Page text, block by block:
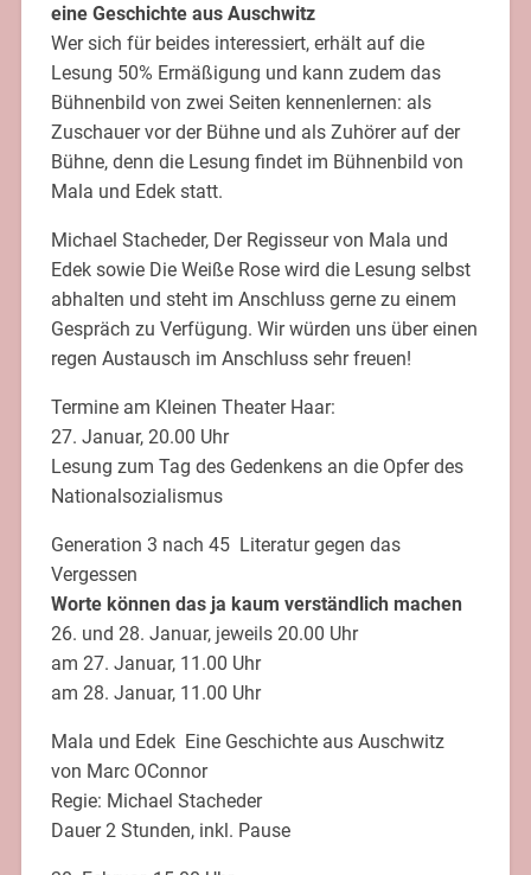
eine Geschichte aus Auschwitz 
Wer sich für beides interessiert, erhält auf die
Lesung 50% Ermäßigung und kann zudem das
Bühnenbild von zwei Seiten kennenlernen: als
Zuschauer vor der Bühne und als Zuhörer auf der
Bühne, denn die Lesung findet im Bühnenbild von
Mala und Edek statt.
Michael Stacheder, Der Regisseur von Mala und
Edek sowie Die Weiße Rose wird die Lesung selbst
abhalten und steht im Anschluss gerne zu einem
Gespräch zu Verfügung. Wir würden uns über einen
regen Austausch im Anschluss sehr freuen!
Termine am Kleinen Theater Haar:
27. Januar, 20.00 Uhr
Lesung zum Tag des Gedenkens an die Opfer des
Nationalsozialismus
Generation 3 nach 45  Literatur gegen das
Vergessen
Worte können das ja kaum verständlich machen
26. und 28. Januar, jeweils 20.00 Uhr
am 27. Januar, 11.00 Uhr
am 28. Januar, 11.00 Uhr
Mala und Edek  Eine Geschichte aus Auschwitz
von Marc OConnor
Regie: Michael Stacheder
Dauer 2 Stunden, inkl. Pause